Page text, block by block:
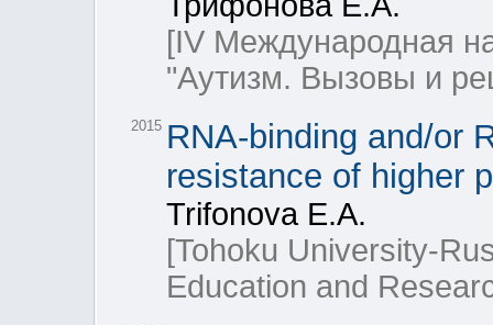
[IV Международная
"Аутизм. Вызовы и
2015 RNA-binding and/or
resistance of higher
Trifonova E.A.
[Tohoku University-
Education and